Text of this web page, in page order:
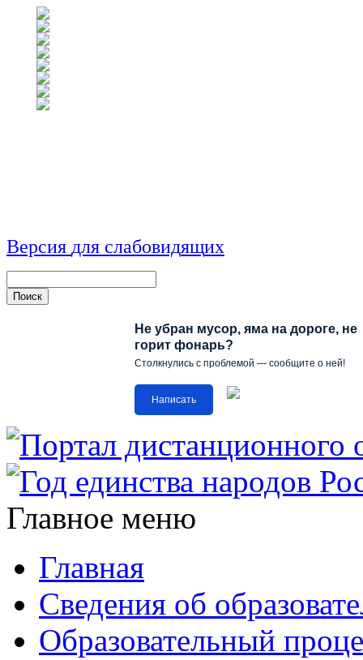
Версия для слабовидящих
Не убран мусор, яма на дороге, не
горит фонарь?
Столкнулись с проблемой — сообщите о ней!
Написать
Главное меню
Главная
Сведения об
Образовательный